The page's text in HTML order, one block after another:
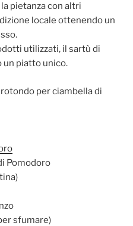
pietanza con altri
locale ottenendo un
utilizzati, il sartù di
un piatto unico.
per ciambella di
Pomodoro
sfumare)